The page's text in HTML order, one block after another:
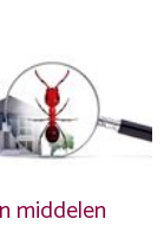
middelen